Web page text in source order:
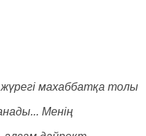
жүрегі махаббатқа толы
Менің